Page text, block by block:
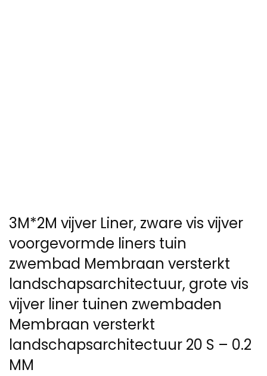
3M*2M vijver Liner, zware vis vijver
voorgevormde liners tuin
zwembad Membraan versterkt
landschapsarchitectuur, grote vis
vijver liner tuinen zwembaden
Membraan versterkt
landschapsarchitectuur 20 S – 0.2
MM